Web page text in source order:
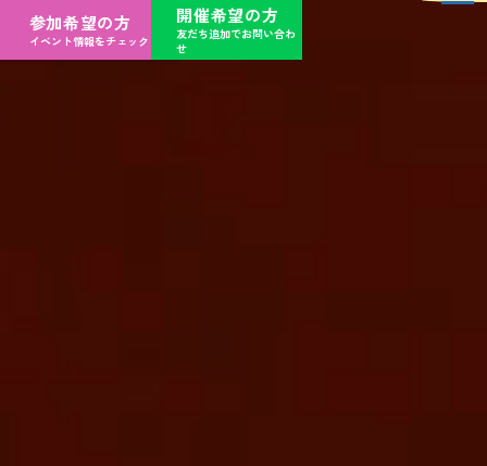
参加希望の方
イベント情報をチェック
開催希望の方
友だち追加でお問い合わ
せ